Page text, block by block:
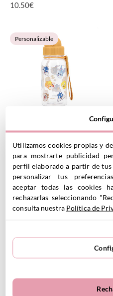
10.50€
VER PRODUCTO
Personalizable
Personalizable Looney Tunes
500ml
VER PRODUCTO
League
Utilizamos cookies propias y
para mostrarte publicidad
perfil elaborado a partir de tus
personalizar tus
aceptar todas las cookies
rechazarlas seleccionando
consulta nuestra Política de